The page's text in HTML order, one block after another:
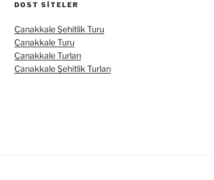
DOST SITELER
Çanakkale Şehitlik Turu
Çanakkale Turu
Çanakkale Turları
Çanakkale Şehitlik Turları